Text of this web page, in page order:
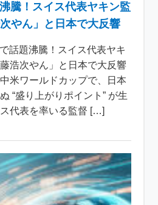
騰！スイス代表ヤキン監
やん」と日本で大反響
話題沸騰！スイス代表ヤキ
浩次やん」と日本で大反響
米ワールドカップで、日本
“盛り上がりポイント” が生
代表を率いる監督 […]